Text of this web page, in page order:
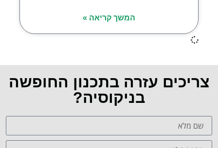
המשך קריאה »
צריכים עזרה בתכנון החופשה
בניקוסיה?